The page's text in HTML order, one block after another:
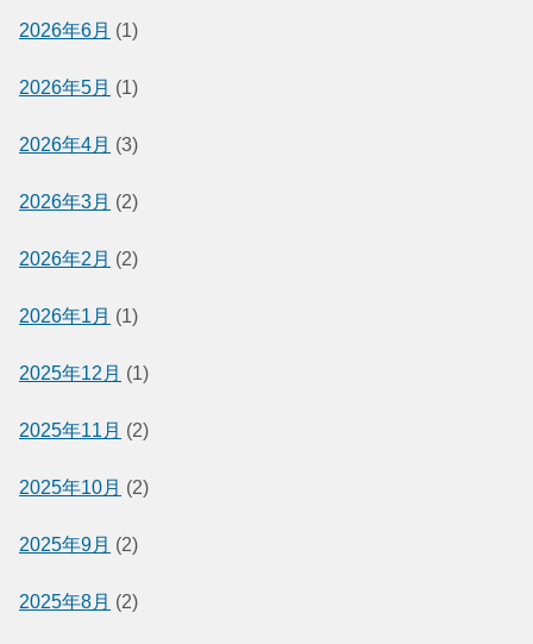
2026年6月 (1)
2026年5月 (1)
2026年4月 (3)
2026年3月 (2)
2026年2月 (2)
2026年1月 (1)
2025年12月 (1)
2025年11月 (2)
2025年10月 (2)
2025年9月 (2)
2025年8月 (2)